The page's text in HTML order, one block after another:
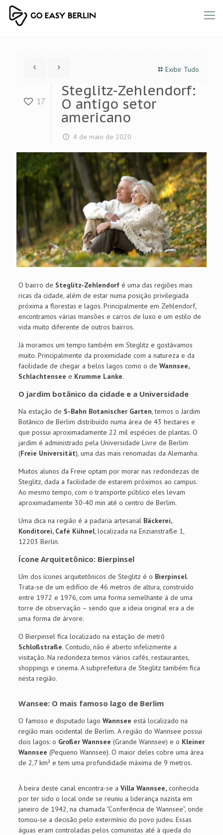
Exibir Tudo
17
Steglitz-Zehlendorf:
O antigo setor
americano
4 de maio de 2020
O bairro de Steglitz-Zehlendorfé uma das regiões mais
ricas da cidade, além de estar numa posição privilegiada
próxima a florestas e lagos. Principalmente em Zehlendorf,
encontramos várias mansões e carros de luxo e um estilo de
vida muito diferente de outros bairros.
Já moramos um tempo também em Steglitz e gostávamos
muito. Principalmente da proximidade com a natureza e da
facilidade de chegar a belos lagos como o de Wannsee,
Schlachtensee e Krumme Lanke.
O jardim botânico da cidade e a Universidade
Na estação de S-Bahn Botanischer Garten, temos o Jardim
Botânico de Berlim distribuído numa área de 43 hectares e
que possui aproximadamente 22 mil espécies de plantas. O
jardim é administrado pela Universidade Livre de Berlim
(Freie Universität), uma das mais renomadas da Alemanha.
Muitos alunos da Freie optam por morar nas redondezas de
Steglitz, dada a facilidade de estarem próximos ao campus.
Ao mesmo tempo, com o transporte público eles levam
aproximadamente 30-40 min até o centro de Berlim.
Uma dica na região é a padaria artesanalBäckerei,
Konditorei, Café Kühnel, localizada na Enzianstraße 1,
12203 Berlin.
Ícone Arquitetônico: Bierpinsel
Um dos ícones arquitetônicos de Steglitz é o Bierpinsel.
Trata-se de um edifício de 46 metros de altura, construído
entre 1972 e 1976, com uma forma semelhante à de uma
torre de observação – sendo que a ideia original era a de
uma forma de árvore.
O Bierpinsel fica localizado na estação de metrô
Schloßstraße. Contudo, não é aberto infelizmente a
visitação. Na redondeza temos vários cafés, restaurantes,
shoppings e cinema. A subprefeitura de Steglitz também fica
nesta região.
Wansee: O mais famoso lago de Berlim
O famoso e disputado lago Wannsee está localizado na
região mais ocidental de Berlim.A região do Wannsee possui
dois lagos: o Großer Wannsee (Grande Wannsee) e o Kleiner
Wannsee (Pequeno Wannsee). O maior deles cobre uma área
de 2,7 km² e tem uma profundidade máxima de 9 metros.
À beira deste canal encontra-se a Villa Wannsee,conhecida
por ter sido o local onde se reuniu a liderança nazista em
janeiro de 1942, na chamada “Conferência de Wannsee”, onde
tomou-se a decisão pelo extermínio do povo judeu. Essas
águas eram controladas pelos comunistas até à queda do